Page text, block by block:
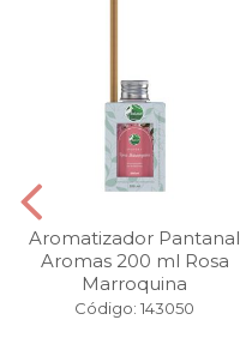
Aromatizador Pantanal
Aromas 200 ml Rosa
Marroquina
Código: 143050